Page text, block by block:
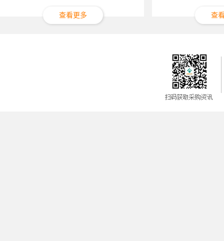
查看更多 查